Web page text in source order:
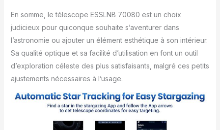
de vue adaptés aux
personnes de
plus, le support de
téléphone pour
observation des étoiles
vous permet de fixer
principal du télescope
pour une observation en
l'utilisation d'un logiciel
En somme, le télescope ESSLNB 70080 est un choix
judicieux pour quiconque souhaite s’aventurer dans
l’astronomie ou ajouter un élément esthétique à son intérieur.
Sa qualité optique et sa facilité d’utilisation en font un outil
d’exploration céleste des plus satisfaisants, malgré ces petits
ajustements nécessaires à l’usage.